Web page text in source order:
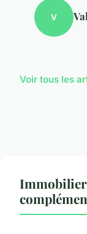
V
Voir tous les